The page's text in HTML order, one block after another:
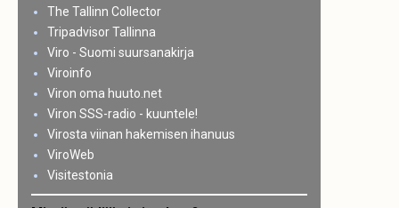
The Tallinn Collector
Tripadvisor Tallinna
Viro - Suomi suursanakirja
Viroinfo
Viron oma huuto.net
Viron SSS-radio - kuuntele!
Virosta viinan hakemisen ihanuus
ViroWeb
Visitestonia